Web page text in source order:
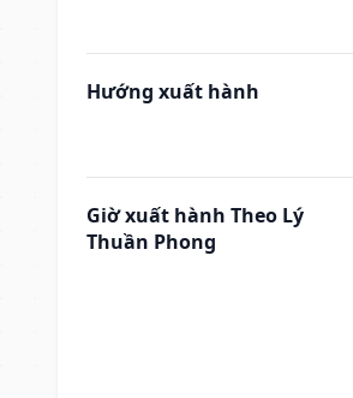
Hướng xuất hành
Giờ xuất hành Theo Lý
Thuần Phong